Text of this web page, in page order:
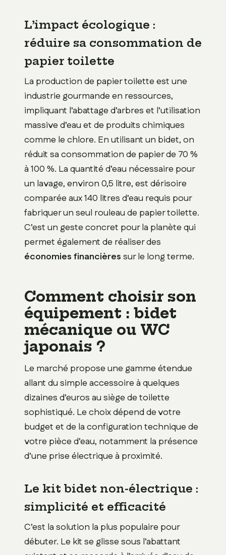
L’impact écologique :
réduire sa consommation de
papier toilette
La production de papier toilette est une
industrie gourmande en ressources,
impliquant l’abattage d’arbres et l’utilisation
massive d’eau et de produits chimiques
comme le chlore. En utilisant un bidet, on
réduit sa consommation de papier de 70 %
à 100 %. La quantité d’eau nécessaire pour
un lavage, environ 0,5 litre, est dérisoire
comparée aux 140 litres d’eau requis pour
fabriquer un seul rouleau de papier toilette.
C’est un geste concret pour la planète qui
permet également de réaliser des
économies financièressur le long terme.
Comment choisir son
équipement : bidet
mécanique ou WC
japonais ?
Le marché propose une gamme étendue
allant du simple accessoire à quelques
dizaines d’euros au siège de toilette
sophistiqué. Le choix dépend de votre
budget et de la configuration technique de
votre pièce d’eau, notamment la présence
d’une prise électrique à proximité.
Le kit bidet non-électrique :
simplicité et efficacité
C’est la solution la plus populaire pour
débuter. Le kit se glisse sous l’abattant